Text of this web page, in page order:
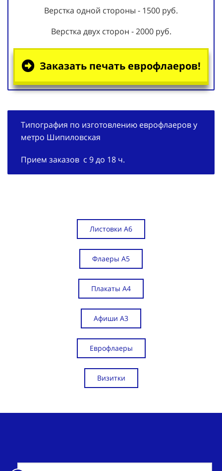
Верстка одной стороны - 1500 руб.
Верстка двух сторон - 2000 руб.
Заказать печать еврофлаеров!
Типография по изготовлению еврофлаеров у
метро Шипиловская
Прием заказов с 9 до 18 ч.
Листовки А6
Флаеры А5
Плакаты А4
Афиши А3
Еврофлаеры
Визитки